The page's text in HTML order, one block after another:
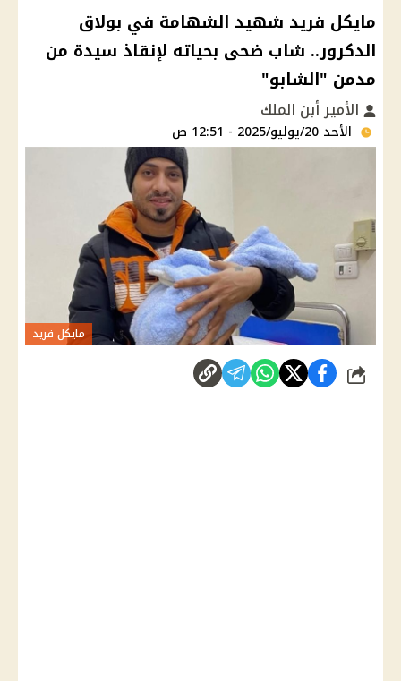
مايكل فريد شهيد الشهامة في بولاق
الدكرور.. شاب ضحى بحياته لإنقاذ سيدة من
مدمن "الشابو"
الأمير أبن الملك
الأحد 20/يوليو/2025 - 12:51 ص
مايكل فريد
شارك